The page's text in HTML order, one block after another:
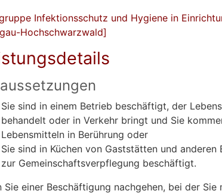
Infektionsschutz und Hygiene in
Hochschwarzwald]
Sie sind in einem Betrieb beschäftigt, der
behandelt oder in Verkehr bringt und Sie
Lebensmitteln in Berührung oder
Sie sind in Küchen von Gaststätten und
zur Gemeinschaftsverpflegung beschäftigt.
Sie einer Beschäftigung nachgehen, bei der Sie